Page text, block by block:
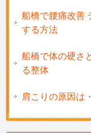
船橋で腰痛改善
する方法
船橋で体の硬さ
る整体
肩こりの原因は